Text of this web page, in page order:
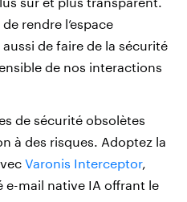
rendre l’espace
de faire de la sécurité
de nos interactions
de sécurité obsolètes
à des risques. Adoptez la
Varonis Interceptor,
mail native IA offrant le